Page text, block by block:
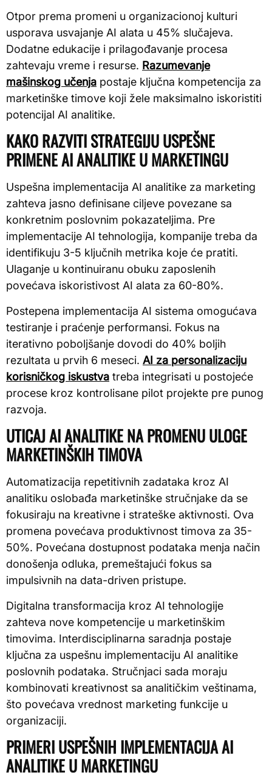
Otpor prema promeni u organizacionoj kulturi
usporava usvajanje AI alata u 45% slučajeva.
Dodatne edukacije i prilagođavanje procesa
zahtevaju vreme i resurse. Razumevanje
mašinskog učenja postaje ključna kompetencija za
marketinške timove koji žele maksimalno iskoristiti
potencijal AI analitike.
KAKO RAZVITI STRATEGIJU USPEŠNE
PRIMENE AI ANALITIKE U MARKETINGU
Uspešna implementacija AI analitike za marketing
zahteva jasno definisane ciljeve povezane sa
konkretnim poslovnim pokazateljima. Pre
implementacije AI tehnologija, kompanije treba da
identifikuju 3-5 ključnih metrika koje će pratiti.
Ulaganje u kontinuiranu obuku zaposlenih
povećava iskoristivost AI alata za 60-80%.
Postepena implementacija AI sistema omogućava
testiranje i praćenje performansi. Fokus na
iterativno poboljšanje dovodi do 40% boljih
rezultata u prvih 6 meseci. AI za personalizaciju
korisničkog iskustva treba integrisati u postojeće
procese kroz kontrolisane pilot projekte pre punog
razvoja.
UTICAJ AI ANALITIKE NA PROMENU ULOGE
MARKETINŠKIH TIMOVA
Automatizacija repetitivnih zadataka kroz AI
analitiku oslobađa marketinške stručnjake da se
fokusiraju na kreativne i strateške aktivnosti. Ova
promena povećava produktivnost timova za 35-
50%. Povećana dostupnost podataka menja način
donošenja odluka, premeštajući fokus sa
impulsivnih na data-driven pristupe.
Digitalna transformacija kroz AI tehnologije
zahteva nove kompetencije u marketinškim
timovima. Interdisciplinarna saradnja postaje
ključna za uspešnu implementaciju AI analitike
poslovnih podataka. Stručnjaci sada moraju
kombinovati kreativnost sa analitičkim veštinama,
što povećava vrednost marketing funkcije u
organizaciji.
PRIMERI USPEŠNIH IMPLEMENTACIJA AI
ANALITIKE U MARKETINGU